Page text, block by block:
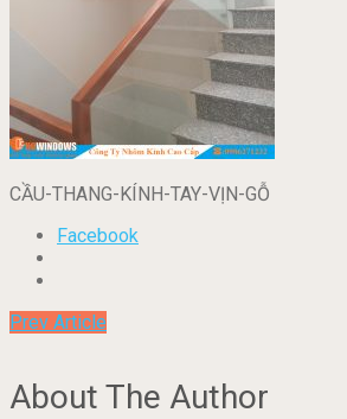
CẦU-THANG-KÍNH-TAY-VỊN-GỖ
Facebook
Prev Article
About The Author